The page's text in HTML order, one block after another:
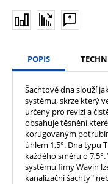
POPIS
Šachtové dna slouží
systému, skrze který
určeny pro revizi a
obsahuje těsnění
korugovaným
úhlem 1,5°. Dna typu
každého směru o
systému fimy Wavin
kanalizační šachty"